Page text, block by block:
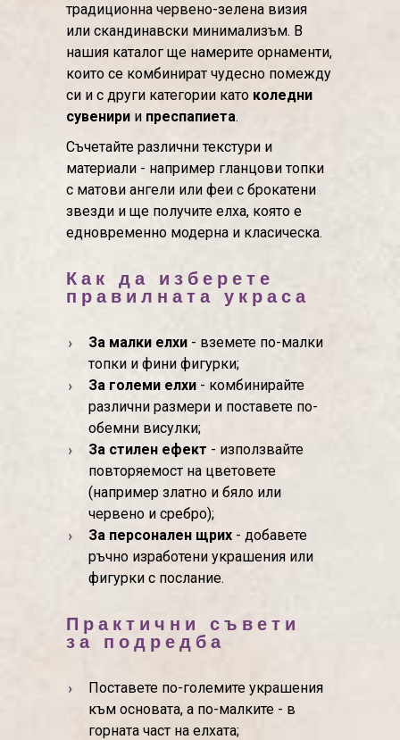
традиционна червено-зелена визия
или скандинавски минимализъм. В
нашия каталог ще намерите орнаменти,
които се комбинират чудесно помежду
си и с други категории като коледни
сувенири и преспапиета.
Съчетайте различни текстури и
материали - например гланцови топки
с матови ангели или феи с брокатени
звезди и ще получите елха, която е
едновременно модерна и класическа.
Как да изберете
правилната украса
За малки елхи - вземете по-малки
топки и фини фигурки;
За големи елхи - комбинирайте
различни размери и поставете по-
обемни висулки;
За стилен ефект - използвайте
повторяемост на цветовете
(например златно и бяло или
червено и сребро);
За персонален щрих - добавете
ръчно изработени украшения или
фигурки с послание.
Практични съвети
за подредба
Поставете по-големите украшения
към основата, а по-малките - в
горната част на елхата;